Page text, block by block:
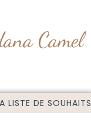
Camel
LISTE DE SOUHAITS